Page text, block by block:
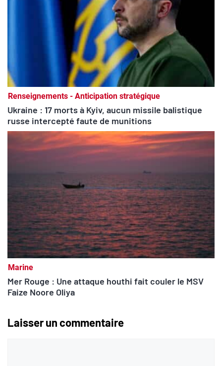
Renseignements - Anticipation stratégique
Ukraine : 17 morts à Kyiv, aucun missile balistique
russe intercepté faute de munitions
Marine
Mer Rouge : Une attaque houthi fait couler le MSV
Faize Noore Oliya
Laisser un commentaire